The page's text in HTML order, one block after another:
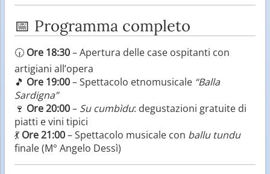
📅 Programma completo
🕡 Ore 18:30– Apertura delle case ospitanti con
artigiani all’opera
🎵 Ore 19:00– Spettacolo etnomusicale “Balla
Sardigna”
🍷 Ore 20:00– Su cumbìdu: degustazioni gratuite di
piatti e vini tipici
💃 Ore 21:00– Spettacolo musicale con ballu tundu
finale (M° Angelo Dessì)